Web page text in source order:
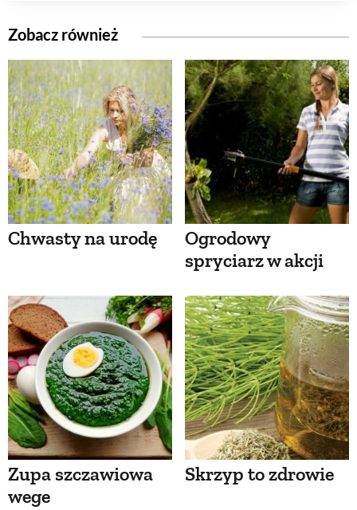
Zobacz również
Chwasty na urodę
Ogrodowy
spryciarz w akcji
Zupa szczawiowa
wege
Skrzyp to zdrowie